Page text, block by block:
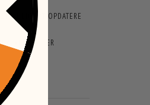
MULIGT AT OPDATERE
ELLER